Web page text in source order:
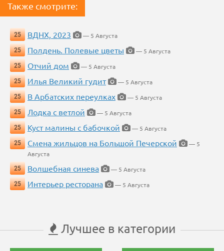
Также смотрите:
25 ВДНХ, 2023
— 5 Августа
25
Полдень. Полевые цветы
— 5 Августа
25
Отчий дом
— 5 Августа
25
Илья Великий гудит
— 5 Августа
25
В Арбатских переулках
— 5 Августа
25
Лодка с ветлой
— 5 Августа
25
Куст малины с бабочкой
— 5 Августа
25
Смена жильцов на Большой Печерской
— 5
Августа
25
Волшебная синева
— 5 Августа
25
Интерьер ресторана — 5 Августа
Лучшее в категории